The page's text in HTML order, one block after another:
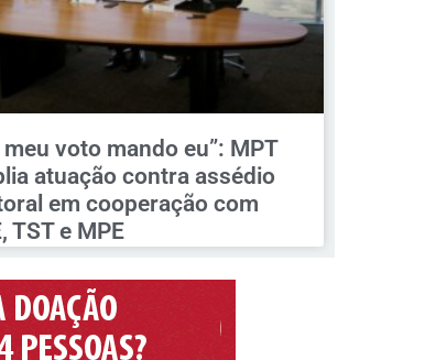
meu voto mando eu”: MPT
atuação contra assédio
em cooperação com
TST e MPE